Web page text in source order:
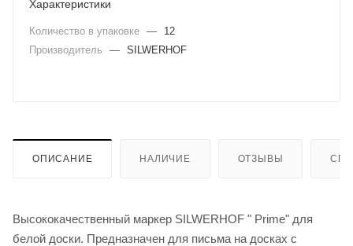
Характеристики
Количество в упаковке —
12
Производитель
— SILWERHOF
ОПИСАНИЕ НАЛИЧИЕ ОТЗЫВЫ
Высококачественный маркер SILWERHOF " Prime" для
белой доски. Предназначен для письма на досках с